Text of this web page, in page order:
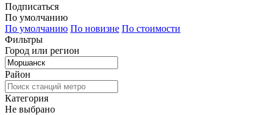
Подписаться
По умолчанию
По умолчанию По новизне По стоимости
Фильтры
Город или регион
Район
Категория
Не выбрано